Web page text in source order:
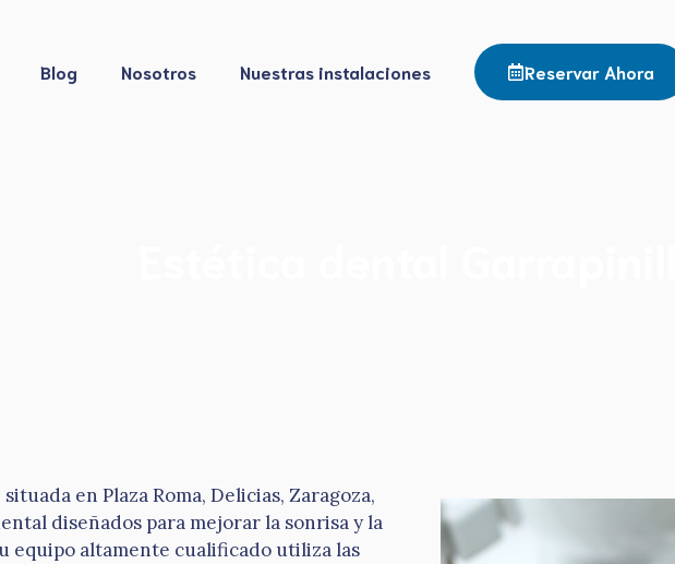
Blog Nosotros Nuestras instalaciones Reservar Ahora
situada en Plaza Roma, Delicias, Zaragoza,
diseñados para mejorar la sonrisa y la
equipo altamente cualificado utiliza las